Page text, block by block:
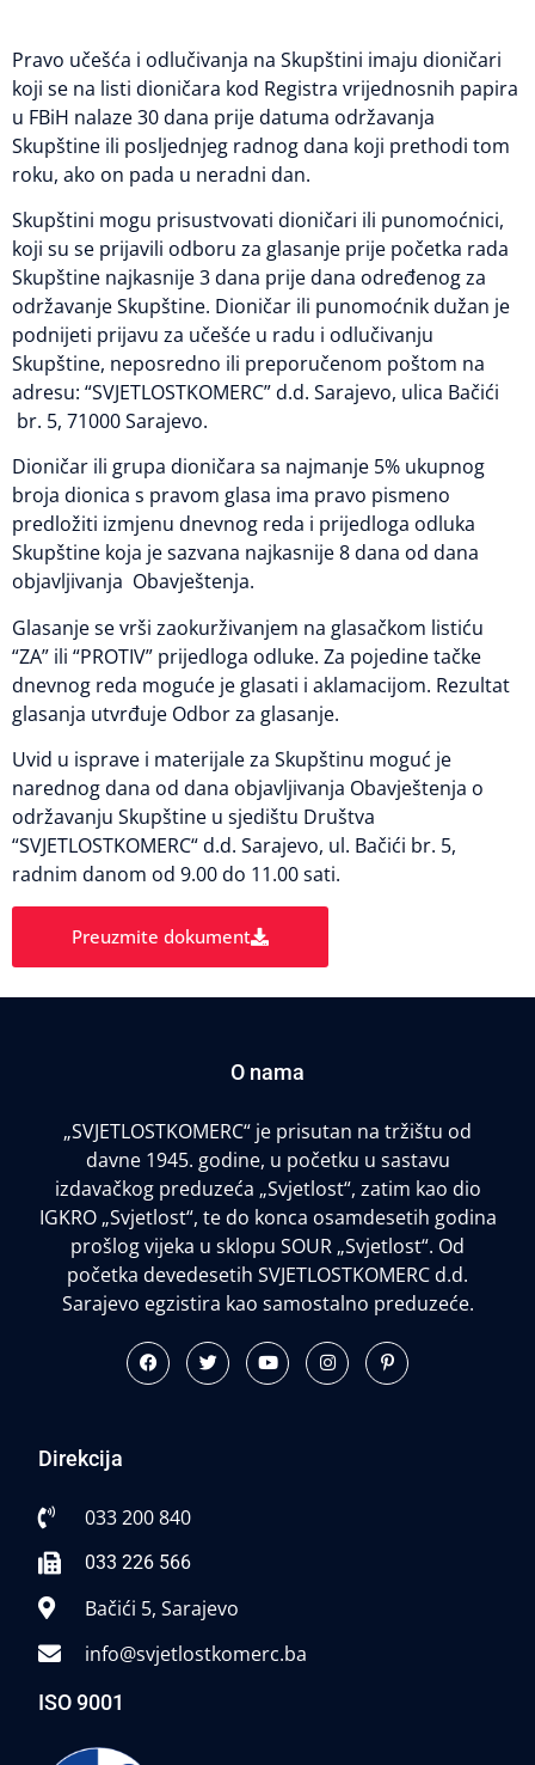
Pravo učešća i odlučivanja na Skupštini imaju dioničari
koji se na listi dioničara kod Registra vrijednosnih papira
u FBiH nalaze 30 dana prije datuma održavanja
Skupštine ili posljednjeg radnog dana koji prethodi tom
roku, ako on pada u neradni dan.
Skupštini mogu prisustvovati dioničari ili punomoćnici,
koji su se prijavili odboru za glasanje prije početka rada
Skupštine najkasnije 3 dana prije dana određenog za
održavanje Skupštine. Dioničar ili punomoćnik dužan je
podnijeti prijavu za učešće u radu i odlučivanju
Skupštine, neposredno ili preporučenom poštom na
adresu: “SVJETLOSTKOMERC” d.d. Sarajevo, ulica Bačići
br. 5, 71000 Sarajevo.
Dioničar ili grupa dioničara sa najmanje 5% ukupnog
broja dionica s pravom glasa ima pravo pismeno
predložiti izmjenu dnevnog reda i prijedloga odluka
Skupštine koja je sazvana najkasnije 8 dana od dana
objavljivanja Obavještenja.
Glasanje se vrši zaokurživanjem na glasačkom listiću
“ZA” ili “PROTIV” prijedloga odluke. Za pojedine tačke
dnevnog reda moguće je glasati i aklamacijom. Rezultat
glasanja utvrđuje Odbor za glasanje.
Uvid u isprave i materijale za Skupštinu moguć je
narednog dana od dana objavljivanja Obavještenja o
održavanju Skupštine u sjedištu Društva
“SVJETLOSTKOMERC“ d.d. Sarajevo, ul. Bačići br. 5,
radnim danom od 9.00 do 11.00 sati.
Preuzmite dokument
O nama
„SVJETLOSTKOMERC“ je prisutan na tržištu od
davne 1945. godine, u početku u sastavu
izdavačkog preduzeća „Svjetlost“, zatim kao dio
IGKRO „Svjetlost“, te do konca osamdesetih godina
prošlog vijeka u sklopu SOUR „Svjetlost“. Od
početka devedesetih SVJETLOSTKOMERC d.d.
Sarajevo egzistira kao samostalno preduzeće.
Direkcija
033 200 840
033 226 566
Bačići 5, Sarajevo
info@svjetlostkomerc.ba
ISO 9001